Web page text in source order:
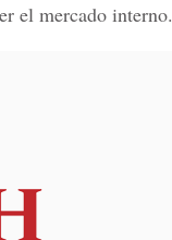
el mercado interno.